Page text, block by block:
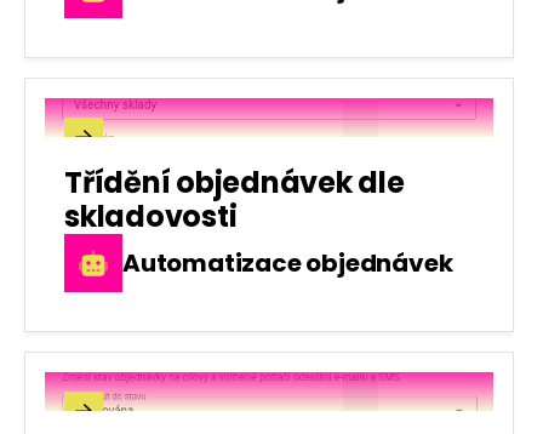

Třídění objednávek dle
skladovosti
Automatizace objednávek
